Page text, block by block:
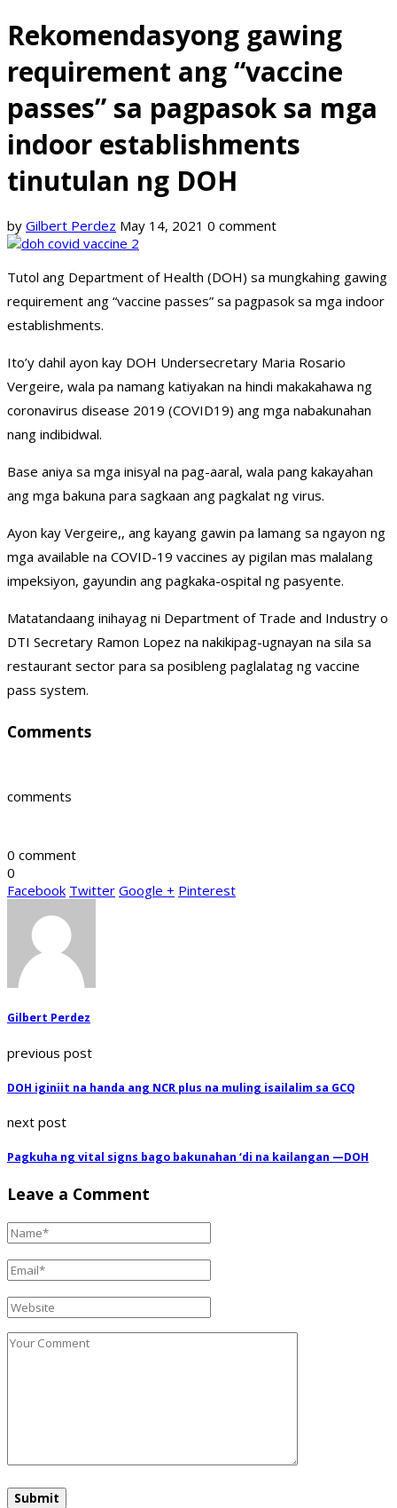
Rekomendasyong gawing
requirement ang “vaccine
passes” sa pagpasok sa mga
indoor establishments
tinutulan ng DOH
by Gilbert Perdez May 14, 2021 0 comment
Tutol ang Department of Health (DOH) sa mungkahing gawing
requirement ang “vaccine passes” sa pagpasok sa mga indoor
establishments.
Ito’y dahil ayon kay DOH Undersecretary Maria Rosario
Vergeire, wala pa namang katiyakan na hindi makakahawa ng
coronavirus disease 2019 (COVID19) ang mga nabakunahan
nang indibidwal.
Base aniya sa mga inisyal na pag-aaral, wala pang kakayahan
ang mga bakuna para sagkaan ang pagkalat ng virus.
Ayon kay Vergeire,, ang kayang gawin pa lamang sa ngayon ng
mga available na COVID-19 vaccines ay pigilan mas malalang
impeksiyon, gayundin ang pagkaka-ospital ng pasyente.
Matatandaang inihayag ni Department of Trade and Industry o
DTI Secretary Ramon Lopez na nakikipag-ugnayan na sila sa
restaurant sector para sa posibleng paglalatag ng vaccine
pass system.
Comments
comments
0 comment
0
Facebook Twitter Google + Pinterest
Gilbert Perdez
previous post
DOH iginiit na handa ang NCR plus na muling isailalim sa GCQ
next post
Pagkuha ng vital signs bago bakunahan ‘di na kailangan —DOH
Leave a Comment